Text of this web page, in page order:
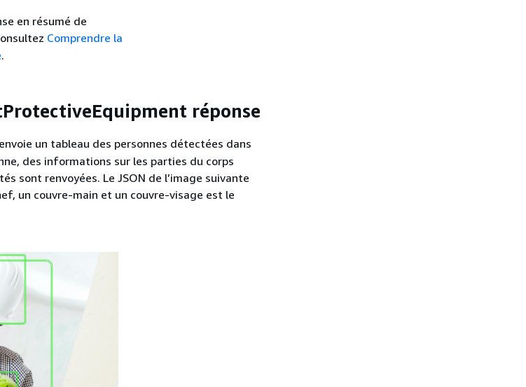
en résumé de
Comprendre la
.
réponse
un tableau des personnes détectées dans
des informations sur les parties du corps
sont renvoyées. Le JSON de l’image suivante
un couvre-main et un couvre-visage est le